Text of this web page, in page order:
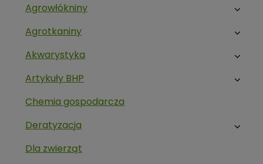
Agrowłókniny
Agrotkaniny
Akwarystyka
Artykuły BHP
Chemia gospodarcza
Deratyzacja
Dla zwierząt